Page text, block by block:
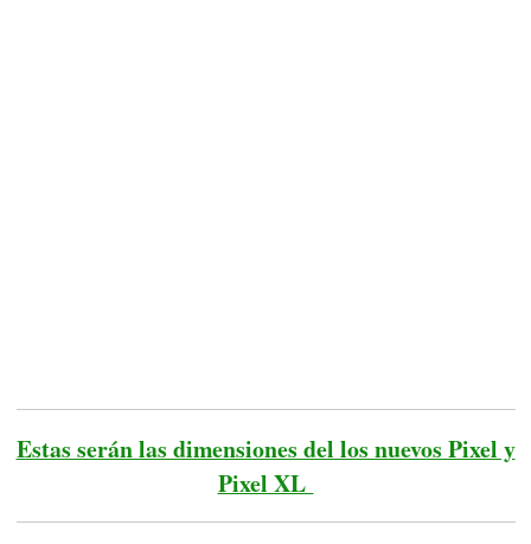
Estas serán las dimensiones del los nuevos Pixel y
Pixel XL